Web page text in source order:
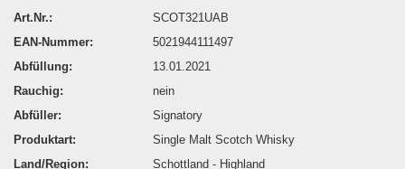
Art.Nr.:
SCOT321UAB
EAN-Nummer:
5021944111497
Abfüllung:
13.01.2021
Rauchig:
nein
Abfüller:
Signatory
Produktart:
Single Malt Scotch Whisky
Land/Region:
Schottland - Highland